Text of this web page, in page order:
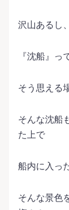
沢山あるし
『沈船』っ
そう思える
そんな沈船
た上で
船内に入っ
そんな景色